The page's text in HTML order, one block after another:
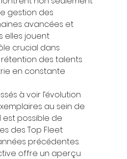
gestion des
avancées et
elles jouent
crucial dans
des talents
en constante
à voir l’évolution
au sein de
est possible de
des Top Fleet
précédentes.
offre un aperçu